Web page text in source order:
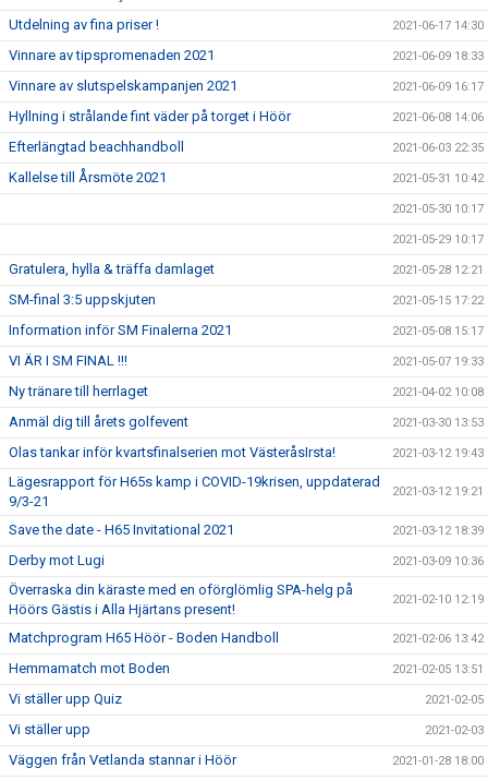
Utdelning av fina priser ! 2021-06-17 14:30
Vinnare av tipspromenaden 2021 2021-06-09 18:33
Vinnare av slutspelskampanjen 2021 2021-06-09 16:17
Hyllning i strålande fint väder på torget i Höör 2021-06-08 14:06
Efterlängtad beachhandboll 2021-06-03 22:35
Kallelse till Årsmöte 2021 2021-05-31 10:42
2021-05-30 10:17
2021-05-29 10:17
Gratulera, hylla & träffa damlaget 2021-05-28 12:21
SM-final 3:5 uppskjuten 2021-05-15 17:22
Information inför SM Finalerna 2021 2021-05-08 15:17
VI ÄR I SM FINAL !!! 2021-05-07 19:33
Ny tränare till herrlaget 2021-04-02 10:08
Anmäl dig till årets golfevent 2021-03-30 13:53
Olas tankar inför kvartsfinalserien mot VästeråsIrsta! 2021-03-12 19:43
Lägesrapport för H65s kamp i COVID-19krisen, uppdaterad
9/3-21
2021-03-12 19:21
Save the date - H65 Invitational 2021 2021-03-12 18:39
Derby mot Lugi 2021-03-09 10:36
Överraska din käraste med en oförglömlig SPA-helg på
Höörs Gästis i Alla Hjärtans present!
2021-02-10 12:19
Matchprogram H65 Höör - Boden Handboll 2021-02-06 13:42
Hemmamatch mot Boden 2021-02-05 13:51
Vi ställer upp Quiz 2021-02-05
Vi ställer upp 2021-02-03
Väggen från Vetlanda stannar i Höör 2021-01-28 18:00